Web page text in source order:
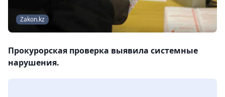
Zakon.kz
Прокурорская проверка выявила системные
нарушения.